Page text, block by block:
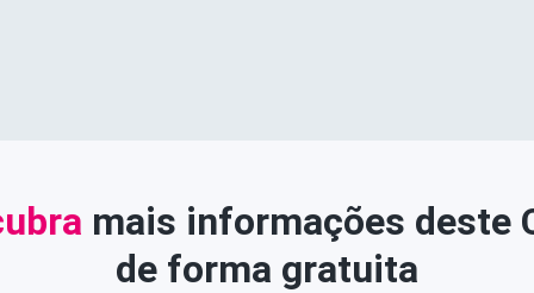
mais informações deste
de forma gratuita